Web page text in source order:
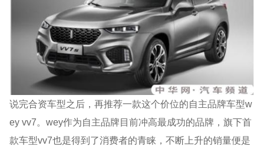
说完合资车型之后，再推荐一款这个价位的自主品牌车型w
ey vv7。wey作为自主品牌目前冲高最成功的品牌，旗下首
款车型vv7也是得到了消费者的青睐，不断上升的销量便是